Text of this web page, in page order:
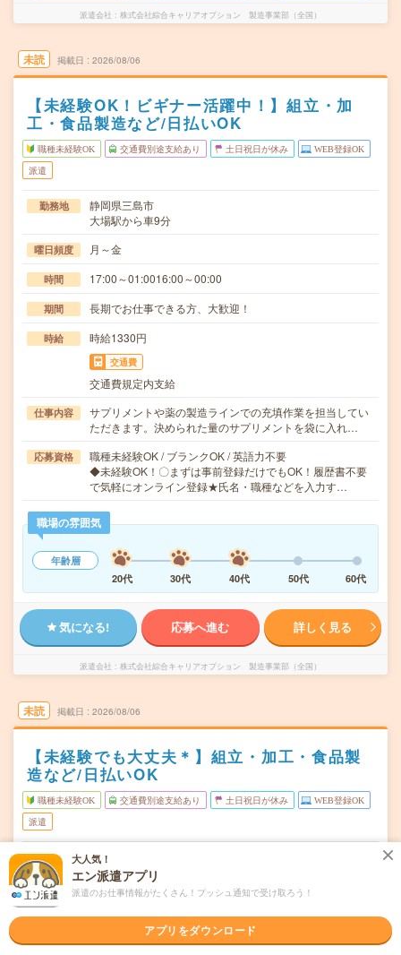
派遣会社 株式会社綜合キャリアオプション 製造事業部（全国）
未読 掲載日 2026/08/06
【未経験OK！ビギナー活躍中！】組立・加
工・食品製造など/日払いOK
職種未経験OK 交通費別途支給あり 土日祝日が休み WEB登録OK
派遣
勤務地
静岡県三島市
大場駅から車9分
曜日頻度 月～金
時間 17:00～01:0016:00～00:00
期間 長期でお仕事できる方、大歓迎！
時給 時給1330円
交通費
交通費規定内支給
仕事内容
サプリメントや薬の製造ラインでの充填作業を担当してい
ただきます。決められた量のサプリメントを袋に入れ…
応募資格
職種未経験OK / ブランクOK / 英語力不要
◆未経験OK！〇まずは事前登録だけでもOK！履歴書不要
で気軽にオンライン登録★氏名・職種などを入力す…
職場の雰囲気
年齢層
20代
30代 40代 50代 60代
気になる! 応募へ進む 詳しく見る
派遣会社 株式会社綜合キャリアオプション 製造事業部（全国）
未読 掲載日 2026/08/06
【未経験でも大丈夫＊】組立・加工・食品製
造など/日払いOK
職種未経験OK 交通費別途支給あり 土日祝日が休み WEB登録OK
派遣
勤務地
静岡県御殿場市
御殿場駅から車25分
曜日頻度 月～金
08:30～17:00
大人気！
エン派遣アプリ
派遣のお仕事情報がたくさん！プッシュ通知で受け取ろう！
アプリをダウンロード